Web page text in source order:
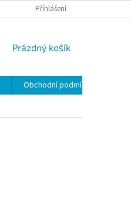
Přihlášení
NÁKUPNÍ
Prázdný košík
Obchodní podmínky